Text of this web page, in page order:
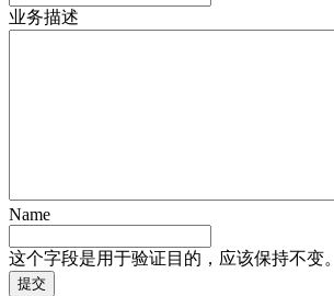
业务描述
Name
这个字段是用于验证目的，应该保持不变。